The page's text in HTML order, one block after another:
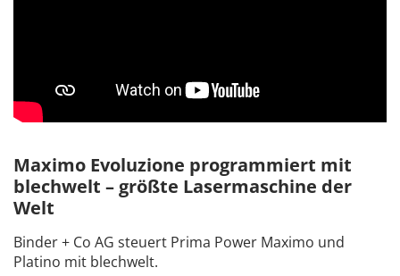
Maximo Evoluzione programmiert mit
blechwelt – größte Lasermaschine der
Welt
Binder + Co AG steuert Prima Power Maximo und
Platino mit blechwelt.